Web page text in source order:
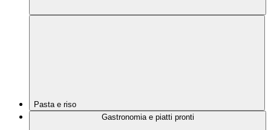
Pasta e riso
Gastronomia e piatti pronti